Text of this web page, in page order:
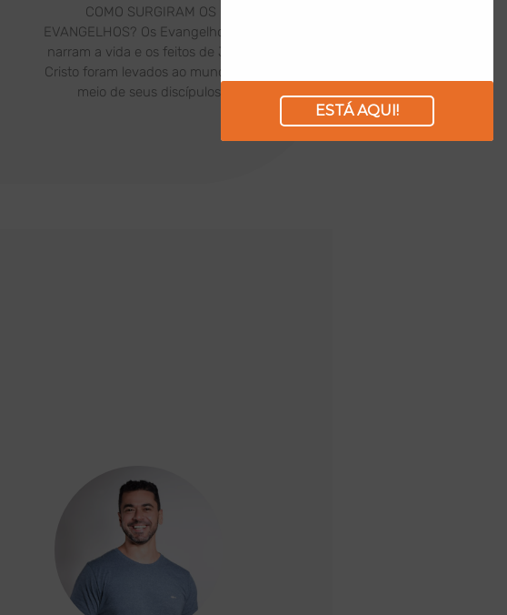
COMO SURGIRAM OS
EVANGELHOS? Os Evangelhos que
narram a vida e os feitos de Jesus
Cristo foram levados ao mundo por
meio de seus discípulos:
ESTÁ AQUI!